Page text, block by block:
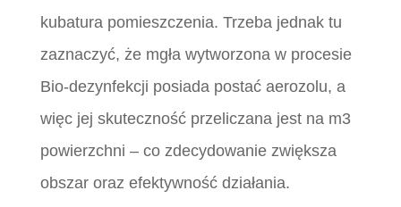
kubatura pomieszczenia. Trzeba jednak tu
zaznaczyć, że mgła wytworzona w procesie
Bio-dezynfekcji posiada postać aerozolu, a
więc jej skuteczność przeliczana jest na m3
powierzchni – co zdecydowanie zwiększa
obszar oraz efektywność działania.